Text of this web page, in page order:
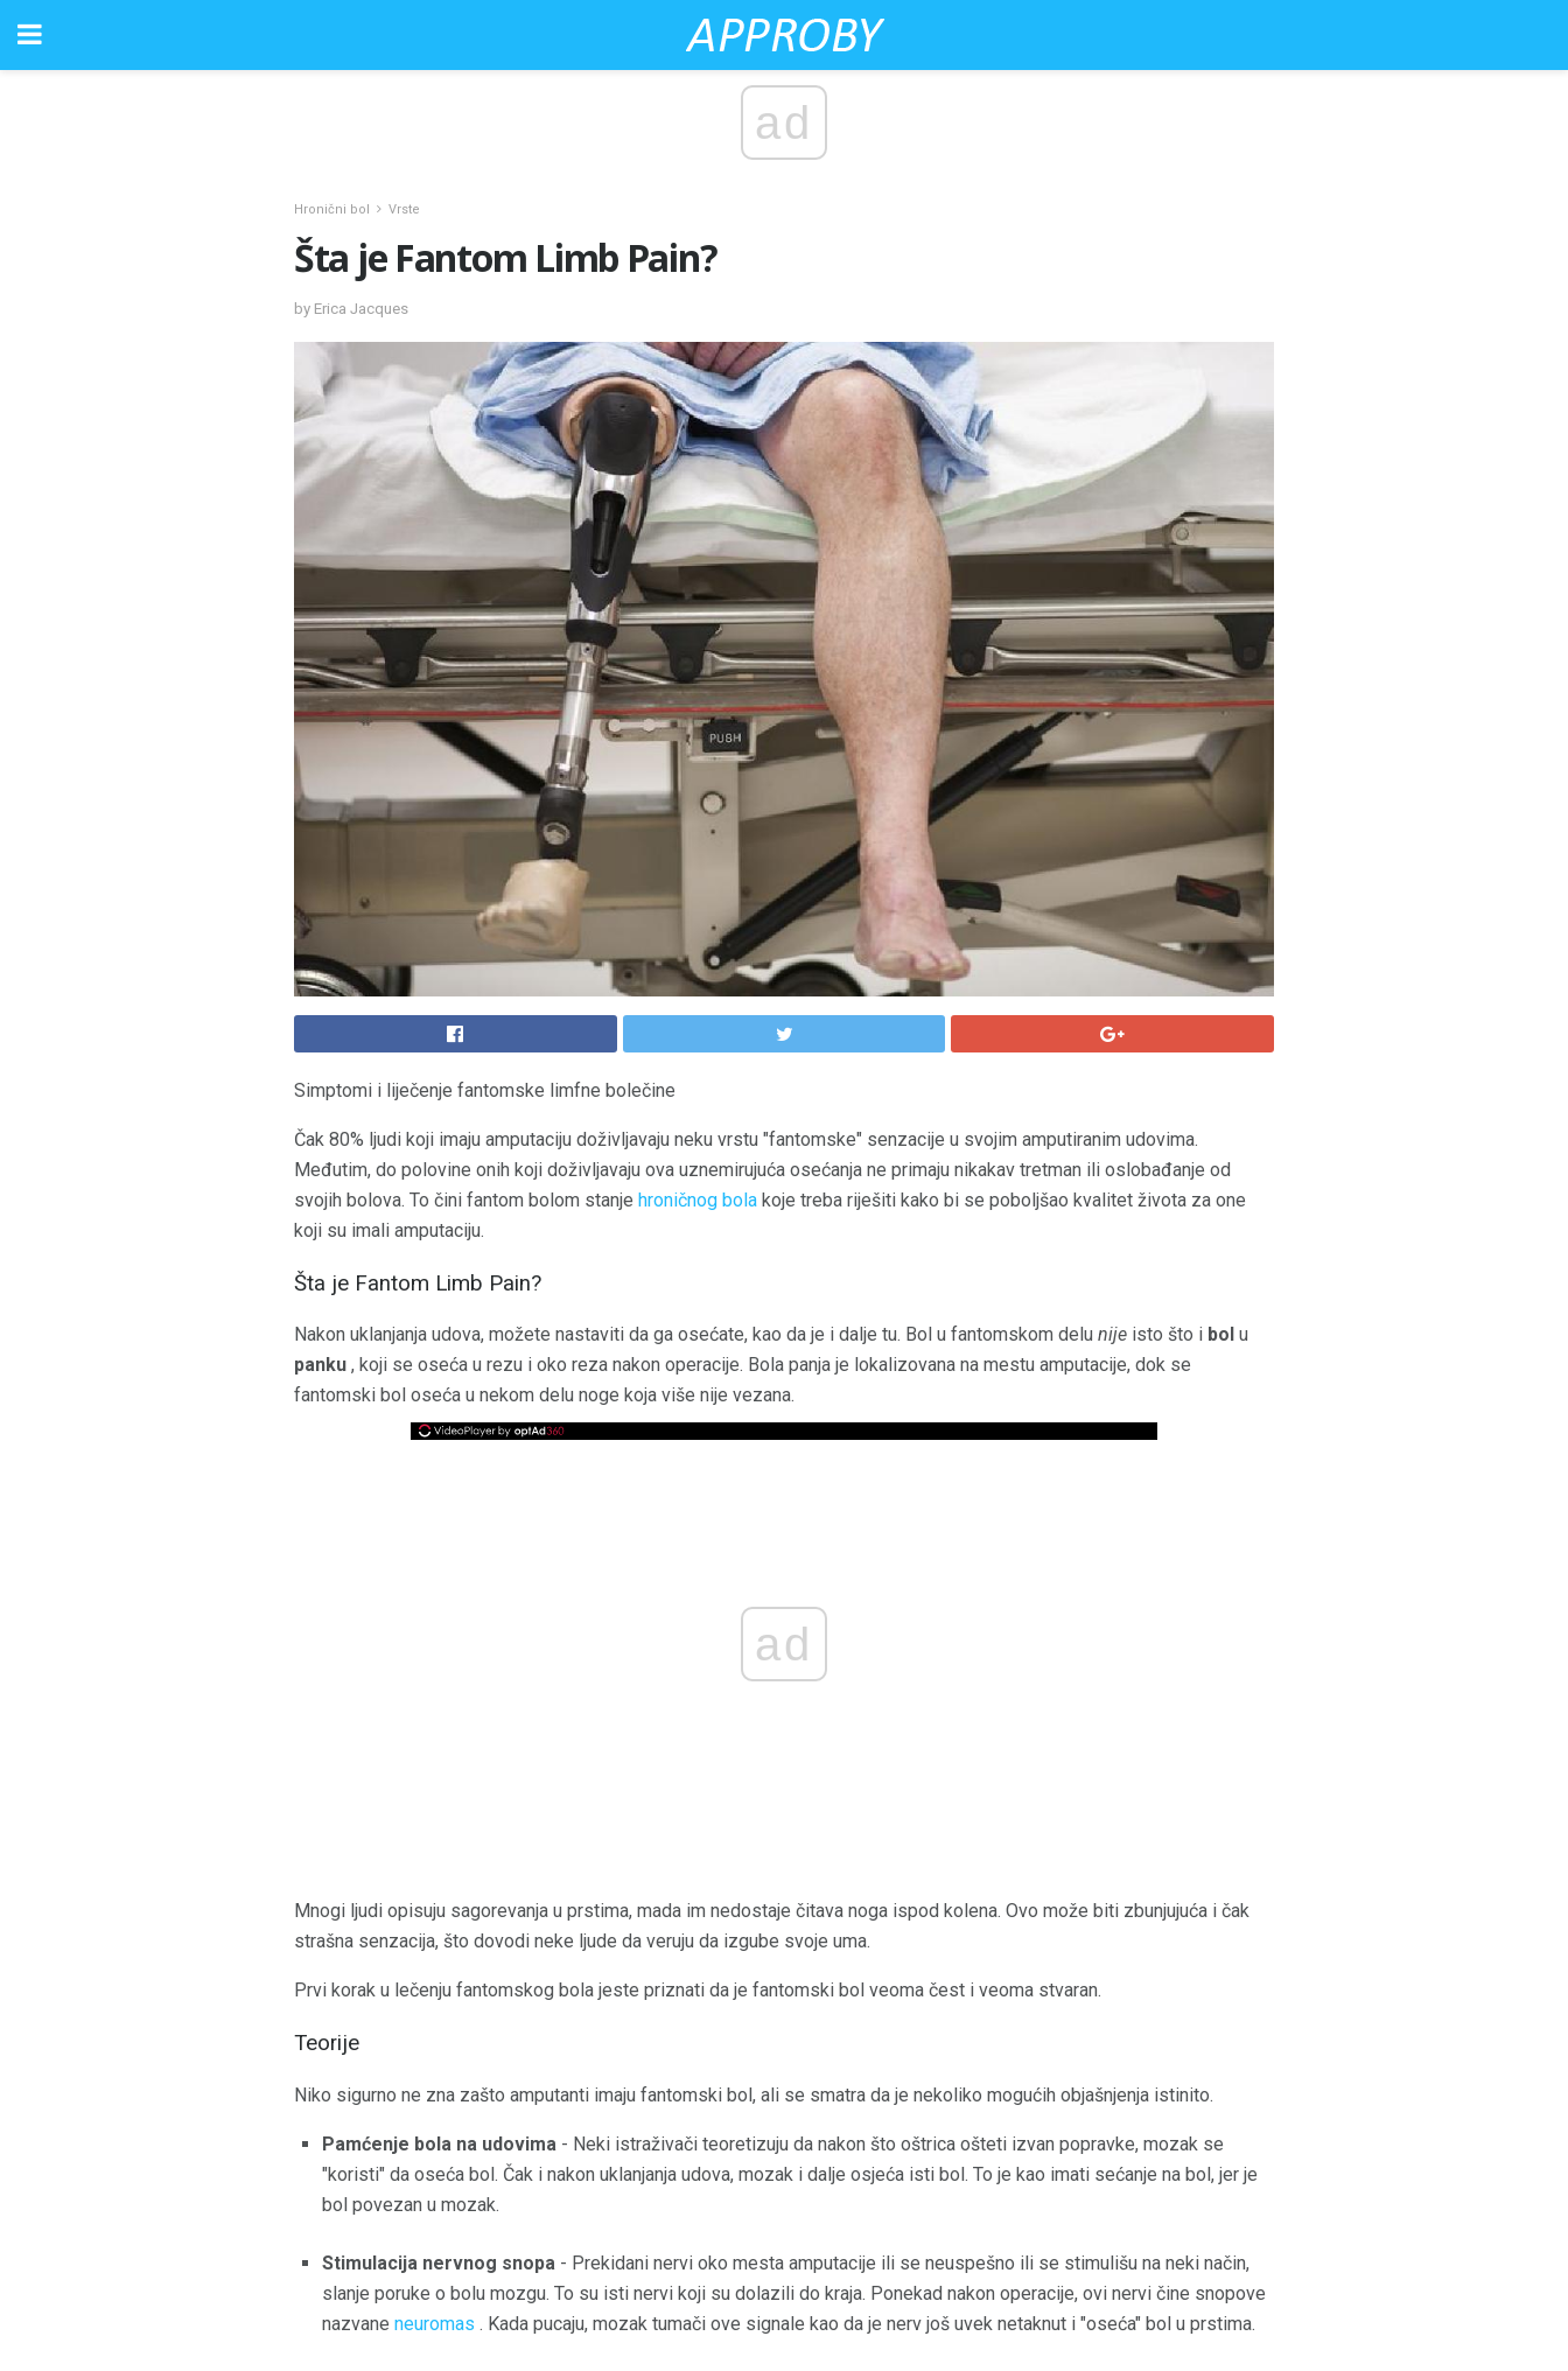
ad
Hronični bol Vrste
Šta je Fantom Limb Pain?
by Erica Jacques
Simptomi i liječenje fantomske limfne bolečine
Čak 80% ljudi koji imaju amputaciju doživljavaju neku vrstu "fantomske" senzacije u svojim amputiranim udovima.
Međutim, do polovine onih koji doživljavaju ova uznemirujuća osećanja ne primaju nikakav tretman ili oslobađanje od
svojih bolova. To čini fantom bolom stanje hroničnog bola koje treba riješiti kako bi se poboljšao kvalitet života za one
koji su imali amputaciju.
Šta je Fantom Limb Pain?
Nakon uklanjanja udova, možete nastaviti da ga osećate, kao da je i dalje tu. Bol u fantomskom delu nije isto što i bol u
panku , koji se oseća u rezu i oko reza nakon operacije. Bola panja je lokalizovana na mestu amputacije, dok se
fantomski bol oseća u nekom delu noge koja više nije vezana.
ad
Mnogi ljudi opisuju sagorevanja u prstima, mada im nedostaje čitava noga ispod kolena. Ovo može biti zbunjujuća i čak
strašna senzacija, što dovodi neke ljude da veruju da izgube svoje uma.
Prvi korak u lečenju fantomskog bola jeste priznati da je fantomski bol veoma čest i veoma stvaran.
Teorije
Niko sigurno ne zna zašto amputanti imaju fantomski bol, ali se smatra da je nekoliko mogućih objašnjenja istinito.
Pamćenje bola na udovima - Neki istraživači teoretizuju da nakon što oštrica ošteti izvan popravke, mozak se
"koristi" da oseća bol. Čak i nakon uklanjanja udova, mozak i dalje osjeća isti bol. To je kao imati sećanje na bol, jer je
bol povezan u mozak.
Stimulacija nervnog snopa - Prekidani nervi oko mesta amputacije ili se neuspešno ili se stimulišu na neki način,
slanje poruke o bolu mozgu. To su isti nervi koji su dolazili do kraja. Ponekad nakon operacije, ovi nervi čine snopove
nazvane neuromas . Kada pucaju, mozak tumači ove signale kao da je nerv još uvek netaknut i "oseća" bol u prstima.